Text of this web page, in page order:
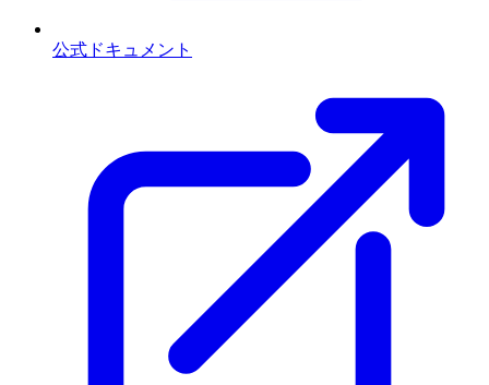
公式ドキュメント